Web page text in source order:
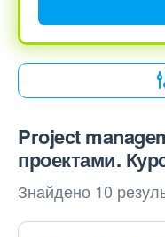
Project
проектами.
Знайдено 10